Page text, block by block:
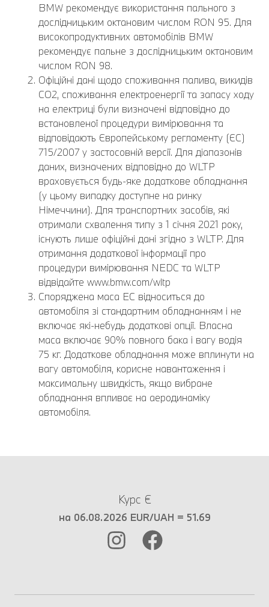
BMW рекомендує використання пального з
дослідницьким октановим числом RON 95. Для
високопродуктивних автомобілів BMW
рекомендує пальне з дослідницьким октановим
числом RON 98.
Офіційні дані щодо споживання палива, викидів
CO2, споживання електроенергії та запасу ходу
на електриці були визначені відповідно до
встановленої процедури вимірювання та
відповідають Європейському регламенту (ЄС)
715/2007 у застосовній версії. Для діапазонів
даних, визначених відповідно до WLTP
враховується будь-яке додаткове обладнання
(у цьому випадку доступне на ринку
Німеччини). Для транспортних засобів, які
отримали схвалення типу з 1 січня 2021 року,
існують лише офіційні дані згідно з WLTP. Для
отримання додаткової інформації про
процедури вимірювання NEDC та WLTP
відвідайте www.bmw.com/wltp
Споряджена маса EC відноситься до
автомобіля зі стандартним обладнанням і не
включає які-небудь додаткові опції. Власна
маса включає 90% повного бака і вагу водія
75 кг. Додаткове обладнання може вплинути на
вагу автомобіля, корисне навантаження і
максимальну швидкість, якщо вибране
обладнання впливає на аеродинаміку
автомобіля.
Курс €
на 06.08.2026 EUR/UAH = 51.69